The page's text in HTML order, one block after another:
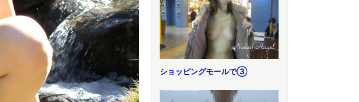
ショッピングモールで③